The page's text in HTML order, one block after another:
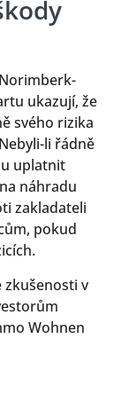
ukazují, že
svého rizika
li řádně
uplatnit
náhradu
zakladateli
pokud
zkušenosti v
Wohnen